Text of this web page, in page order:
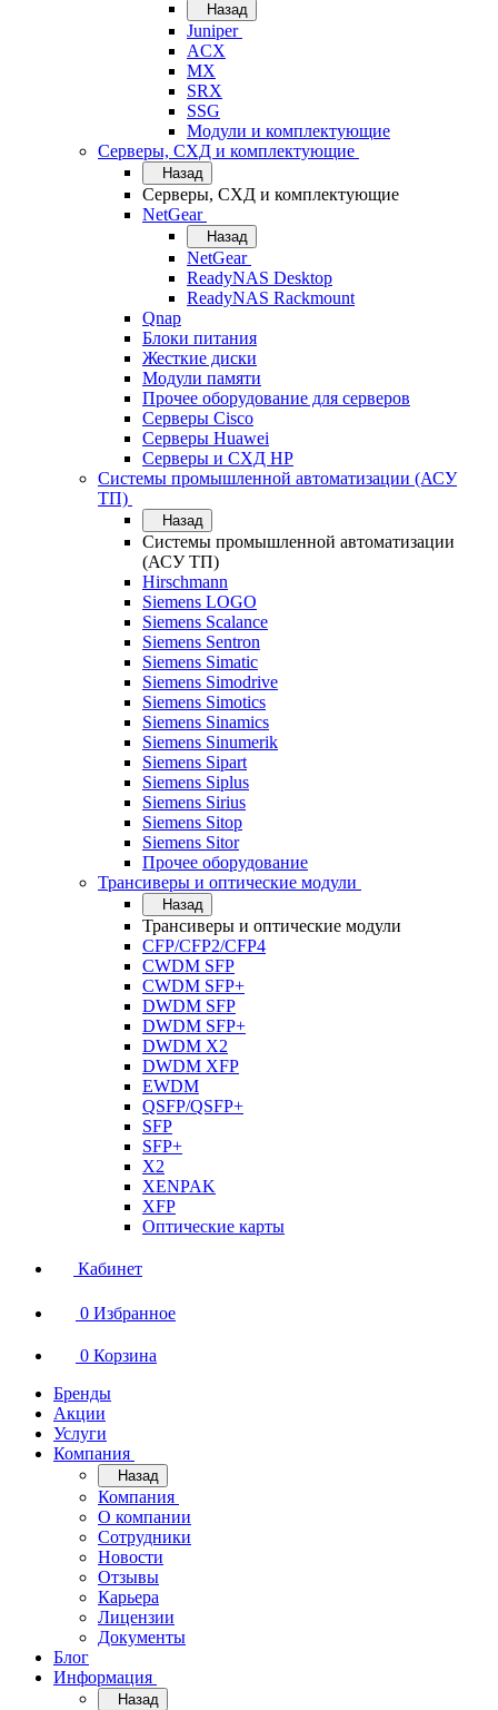
Назад
Juniper
ACX
MX
SRX
SSG
Модули и комплектующие
Серверы, СХД и комплектующие
Назад
Серверы, СХД и комплектующие
NetGear
Назад
NetGear
ReadyNAS Desktop
ReadyNAS Rackmount
Qnap
Блоки питания
Жесткие диски
Модули памяти
Прочее оборудование для серверов
Серверы Cisco
Серверы Huawei
Серверы и СХД HP
Системы промышленной автоматизации (АСУ
ТП)
Назад
Системы промышленной автоматизации
(АСУ ТП)
Hirschmann
Siemens LOGO
Siemens Scalance
Siemens Sentron
Siemens Simatic
Siemens Simodrive
Siemens Simotics
Siemens Sinamics
Siemens Sinumerik
Siemens Sipart
Siemens Siplus
Siemens Sirius
Siemens Sitop
Siemens Sitor
Прочее оборудование
Трансиверы и оптические модули
Назад
Трансиверы и оптические модули
CFP/CFP2/CFP4
CWDM SFP
CWDM SFP+
DWDM SFP
DWDM SFP+
DWDM X2
DWDM XFP
EWDM
QSFP/QSFP+
SFP
SFP+
X2
XENPAK
XFP
Оптические карты
Кабинет
0 Избранное
0 Корзина
Бренды
Акции
Услуги
Компания
Назад
Компания
О компании
Сотрудники
Новости
Отзывы
Карьера
Лицензии
Документы
Блог
Информация
Назад